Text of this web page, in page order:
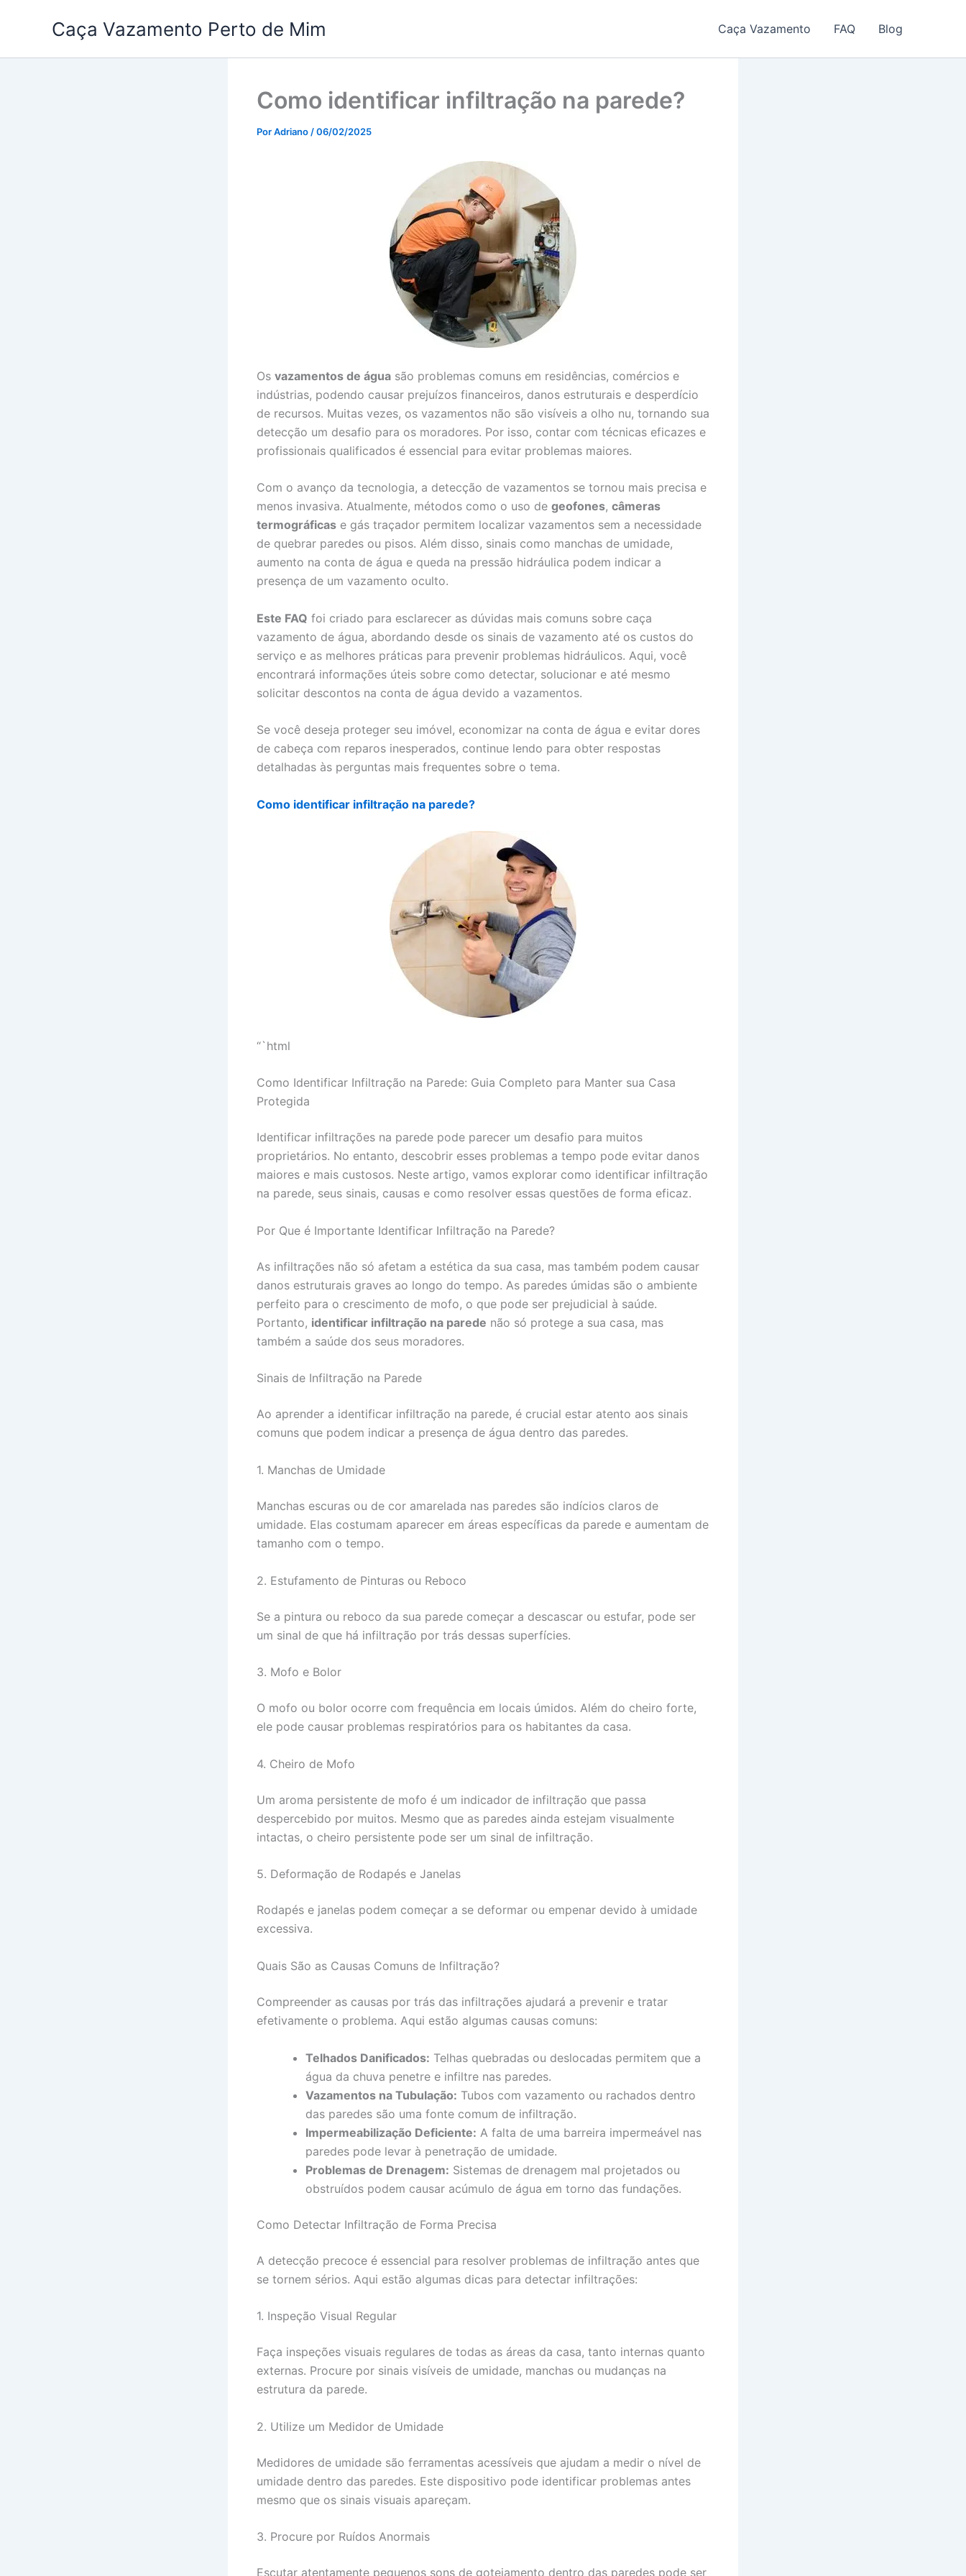
Caça Vazamento Perto de Mim Caça Vazamento FAQ Blog
Como identificar infiltração na parede?
PorAdriano /06/02/2025
Os vazamentos de água são problemas comuns em residências, comércios e
indústrias, podendo causar prejuízos financeiros, danos estruturais e desperdício
de recursos. Muitas vezes, os vazamentos não são visíveis a olho nu, tornando sua
detecção um desafio para os moradores. Por isso, contar com técnicas eficazes e
profissionais qualificados é essencial para evitar problemas maiores.
Com o avanço da tecnologia, a detecção de vazamentos se tornou mais precisa e
menos invasiva. Atualmente, métodos como o uso de geofones, câmeras
termográficas e gás traçador permitem localizar vazamentos sem a necessidade
de quebrar paredes ou pisos. Além disso, sinais como manchas de umidade,
aumento na conta de água e queda na pressão hidráulica podem indicar a
presença de um vazamento oculto.
Este FAQ foi criado para esclarecer as dúvidas mais comuns sobre caça
vazamento de água, abordando desde os sinais de vazamento até os custos do
serviço e as melhores práticas para prevenir problemas hidráulicos. Aqui, você
encontrará informações úteis sobre como detectar, solucionar e até mesmo
solicitar descontos na conta de água devido a vazamentos.
Se você deseja proteger seu imóvel, economizar na conta de água e evitar dores
de cabeça com reparos inesperados, continue lendo para obter respostas
detalhadas às perguntas mais frequentes sobre o tema.
Como identificar infiltração na parede?
“`html
Como Identificar Infiltração na Parede: Guia Completo para Manter sua Casa
Protegida
Identificar infiltrações na parede pode parecer um desafio para muitos
proprietários. No entanto, descobrir esses problemas a tempo pode evitar danos
maiores e mais custosos. Neste artigo, vamos explorar como identificar infiltração
na parede, seus sinais, causas e como resolver essas questões de forma eficaz.
Por Que é Importante Identificar Infiltração na Parede?
As infiltrações não só afetam a estética da sua casa, mas também podem causar
danos estruturais graves ao longo do tempo. As paredes úmidas são o ambiente
perfeito para o crescimento de mofo, o que pode ser prejudicial à saúde.
Portanto, identificar infiltração na parede não só protege a sua casa, mas
também a saúde dos seus moradores.
Sinais de Infiltração na Parede
Ao aprender a identificar infiltração na parede, é crucial estar atento aos sinais
comuns que podem indicar a presença de água dentro das paredes.
1. Manchas de Umidade
Manchas escuras ou de cor amarelada nas paredes são indícios claros de
umidade. Elas costumam aparecer em áreas específicas da parede e aumentam de
tamanho com o tempo.
2. Estufamento de Pinturas ou Reboco
Se a pintura ou reboco da sua parede começar a descascar ou estufar, pode ser
um sinal de que há infiltração por trás dessas superfícies.
3. Mofo e Bolor
O mofo ou bolor ocorre com frequência em locais úmidos. Além do cheiro forte,
ele pode causar problemas respiratórios para os habitantes da casa.
4. Cheiro de Mofo
Um aroma persistente de mofo é um indicador de infiltração que passa
despercebido por muitos. Mesmo que as paredes ainda estejam visualmente
intactas, o cheiro persistente pode ser um sinal de infiltração.
5. Deformação de Rodapés e Janelas
Rodapés e janelas podem começar a se deformar ou empenar devido à umidade
excessiva.
Quais São as Causas Comuns de Infiltração?
Compreender as causas por trás das infiltrações ajudará a prevenir e tratar
efetivamente o problema. Aqui estão algumas causas comuns:
Telhados Danificados: Telhas quebradas ou deslocadas permitem que a
água da chuva penetre e infiltre nas paredes.
Vazamentos na Tubulação: Tubos com vazamento ou rachados dentro
das paredes são uma fonte comum de infiltração.
Impermeabilização Deficiente: A falta de uma barreira impermeável nas
paredes pode levar à penetração de umidade.
Problemas de Drenagem: Sistemas de drenagem mal projetados ou
obstruídos podem causar acúmulo de água em torno das fundações.
Como Detectar Infiltração de Forma Precisa
A detecção precoce é essencial para resolver problemas de infiltração antes que
se tornem sérios. Aqui estão algumas dicas para detectar infiltrações:
1. Inspeção Visual Regular
Faça inspeções visuais regulares de todas as áreas da casa, tanto internas quanto
externas. Procure por sinais visíveis de umidade, manchas ou mudanças na
estrutura da parede.
2. Utilize um Medidor de Umidade
Medidores de umidade são ferramentas acessíveis que ajudam a medir o nível de
umidade dentro das paredes. Este dispositivo pode identificar problemas antes
mesmo que os sinais visuais apareçam.
3. Procure por Ruídos Anormais
Escutar atentamente pequenos sons de gotejamento dentro das paredes pode ser